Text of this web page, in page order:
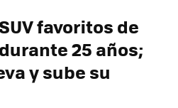
favoritos de
25 años;
y sube su